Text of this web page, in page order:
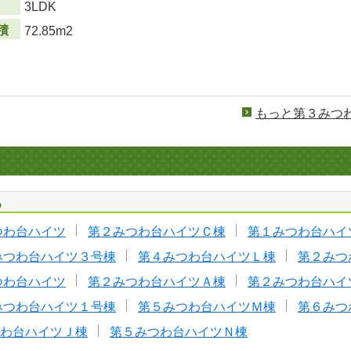
3LDK
72.85m2
もっと第３みつ
台ハイツ 第２みつわ台ハイツＣ棟
第１みつわ台ハイ
つわ台ハイツ３号棟
第４みつわ台ハイツＬ棟
第２みつ
台ハイツ
第２みつわ台ハイツＡ棟
第２みつわ台ハイ
つわ台ハイツ１号棟
第５みつわ台ハイツＭ棟
第６みつ
台ハイツＪ棟
第５みつわ台ハイツＮ棟